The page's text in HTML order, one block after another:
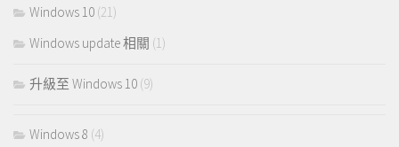
Windows 10 (21)
Windows update 相關 (1)
升級至 Windows 10 (9)
Windows 8 (4)